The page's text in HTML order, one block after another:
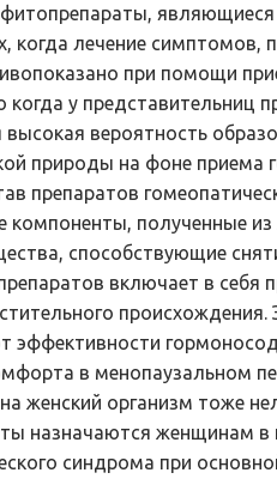
когда лечение
при помощи
когда у представительниц
вероятность
природы на фоне
препаратов
компоненты, полученные
способствующие
включает в себя
эффективности
в менопаузальном
женский организм тоже
назначаются женщинам в
синдрома при